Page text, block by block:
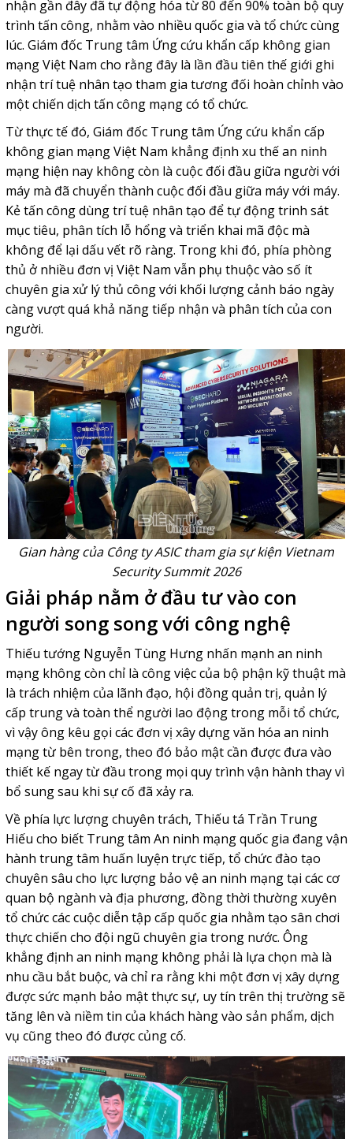
nhận gần đây đã tự động hóa từ 80 đến 90% toàn bộ quy
trình tấn công, nhằm vào nhiều quốc gia và tổ chức cùng
lúc. Giám đốc Trung tâm Ứng cứu khẩn cấp không gian
mạng Việt Nam cho rằng đây là lần đầu tiên thế giới ghi
nhận trí tuệ nhân tạo tham gia tương đối hoàn chỉnh vào
một chiến dịch tấn công mạng có tổ chức.
Từ thực tế đó, Giám đốc Trung tâm Ứng cứu khẩn cấp
không gian mạng Việt Nam khẳng định xu thế an ninh
mạng hiện nay không còn là cuộc đối đầu giữa người với
máy mà đã chuyển thành cuộc đối đầu giữa máy với máy.
Kẻ tấn công dùng trí tuệ nhân tạo để tự động trinh sát
mục tiêu, phân tích lỗ hổng và triển khai mã độc mà
không để lại dấu vết rõ ràng. Trong khi đó, phía phòng
thủ ở nhiều đơn vị Việt Nam vẫn phụ thuộc vào số ít
chuyên gia xử lý thủ công với khối lượng cảnh báo ngày
càng vượt quá khả năng tiếp nhận và phân tích của con
người.
Gian hàng của Công ty ASIC tham gia sự kiện Vietnam
Security Summit 2026
Giải pháp nằm ở đầu tư vào con
người song song với công nghệ
Thiếu tướng Nguyễn Tùng Hưng nhấn mạnh an ninh
mạng không còn chỉ là công việc của bộ phận kỹ thuật mà
là trách nhiệm của lãnh đạo, hội đồng quản trị, quản lý
cấp trung và toàn thể người lao động trong mỗi tổ chức,
vì vậy ông kêu gọi các đơn vị xây dựng văn hóa an ninh
mạng từ bên trong, theo đó bảo mật cần được đưa vào
thiết kế ngay từ đầu trong mọi quy trình vận hành thay vì
bổ sung sau khi sự cố đã xảy ra.
Về phía lực lượng chuyên trách, Thiếu tá Trần Trung
Hiếu cho biết Trung tâm An ninh mạng quốc gia đang vận
hành trung tâm huấn luyện trực tiếp, tổ chức đào tạo
chuyên sâu cho lực lượng bảo vệ an ninh mạng tại các cơ
quan bộ ngành và địa phương, đồng thời thường xuyên
tổ chức các cuộc diễn tập cấp quốc gia nhằm tạo sân chơi
thực chiến cho đội ngũ chuyên gia trong nước. Ông
khẳng định an ninh mạng không phải là lựa chọn mà là
nhu cầu bắt buộc, và chỉ ra rằng khi một đơn vị xây dựng
được sức mạnh bảo mật thực sự, uy tín trên thị trường sẽ
tăng lên và niềm tin của khách hàng vào sản phẩm, dịch
vụ cũng theo đó được củng cố.